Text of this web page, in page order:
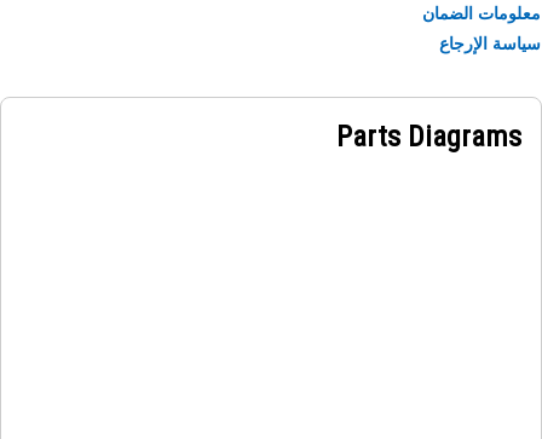
الضمان
الإرجاع
Parts Diagrams